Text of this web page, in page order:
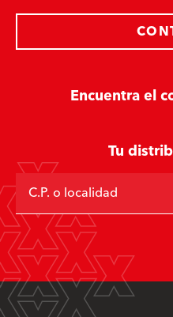
Encuentra el
Tu
C.P. o localidad